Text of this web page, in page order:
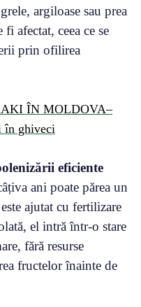
argiloase sau prea
afectat, ceea ce se
prin ofilirea
ÎN MOLDOVA–
în ghiveci
eficiente
ani poate părea un
ajutat cu fertilizare
el intră într-o stare
fără resurse
fructelor înainte de